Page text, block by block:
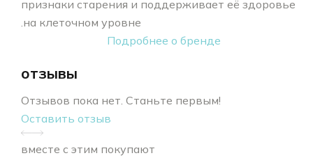
признаки старения и поддерживает её здоровье
на клеточном уровне.
Подробнее о бренде
отзывы
Отзывов пока нет. Станьте первым!
Оставить отзыв
вместе с этим покупают